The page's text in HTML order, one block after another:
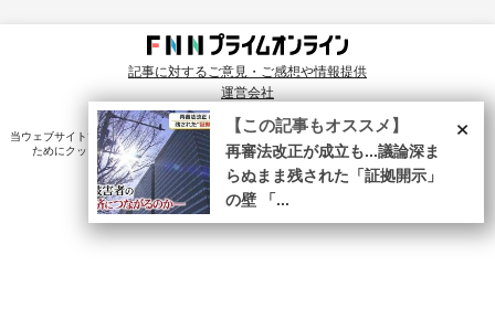
記事に対するご意見・ご感想や情報提供
運営会社
© Fuji News Network, Inc. All rights reserved.
当ウェブサイトでは、ユーザのニーズ・興味・関⼼に合致したコンテンツや広告配信を提供する
ためにクッキーを使⽤しています。詳細は、プライバシーポリシー をご確認ください。
×
【この記事もオススメ】
再審法改正が成立も...議論深ま
らぬまま残された「証拠開示」
の壁 「...